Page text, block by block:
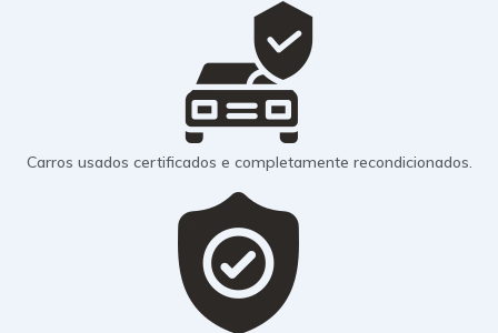
Carros usados certificados e completamente recondicionados.